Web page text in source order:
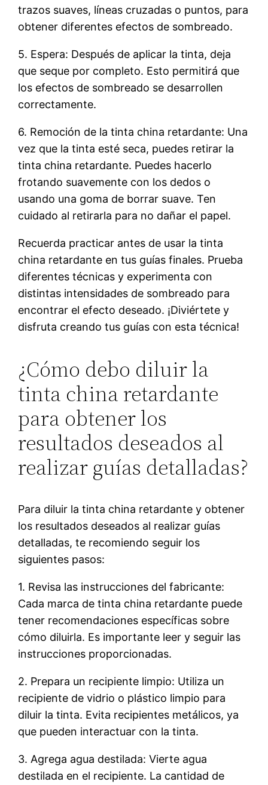
trazos suaves, líneas cruzadas o puntos, para
obtener diferentes efectos de sombreado.
5. Espera: Después de aplicar la tinta, deja
que seque por completo. Esto permitirá que
los efectos de sombreado se desarrollen
correctamente.
6. Remoción de la tinta china retardante: Una
vez que la tinta esté seca, puedes retirar la
tinta china retardante. Puedes hacerlo
frotando suavemente con los dedos o
usando una goma de borrar suave. Ten
cuidado al retirarla para no dañar el papel.
Recuerda practicar antes de usar la tinta
china retardante en tus guías finales. Prueba
diferentes técnicas y experimenta con
distintas intensidades de sombreado para
encontrar el efecto deseado. ¡Diviértete y
disfruta creando tus guías con esta técnica!
¿Cómo debo diluir la
tinta china retardante
para obtener los
resultados deseados al
realizar guías detalladas?
Para diluir la tinta china retardante y obtener
los resultados deseados al realizar guías
detalladas, te recomiendo seguir los
siguientes pasos:
1. Revisa las instrucciones del fabricante:
Cada marca de tinta china retardante puede
tener recomendaciones específicas sobre
cómo diluirla. Es importante leer y seguir las
instrucciones proporcionadas.
2. Prepara un recipiente limpio: Utiliza un
recipiente de vidrio o plástico limpio para
diluir la tinta. Evita recipientes metálicos, ya
que pueden interactuar con la tinta.
3. Agrega agua destilada: Vierte agua
destilada en el recipiente. La cantidad de